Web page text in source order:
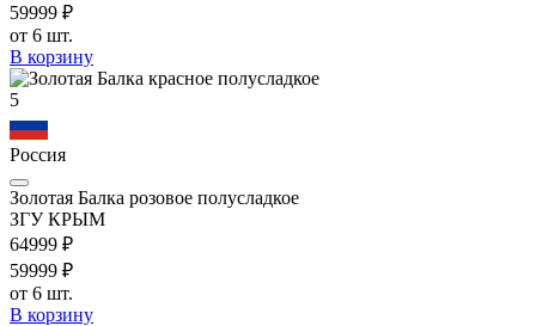
59999 ₽
от 6 шт.
В корзину
5
Россия
Золотая Балка розовое полусладкое
ЗГУ КРЫМ
64999 ₽
59999 ₽
от 6 шт.
В корзину